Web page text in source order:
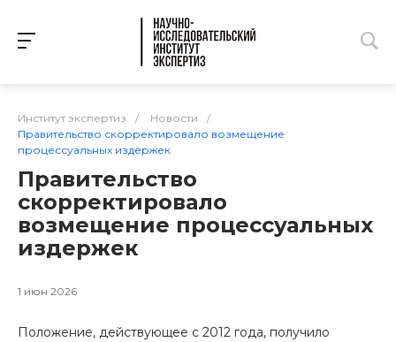
Институт экспертиз / Новости
/
Правительство скорректировало возмещение
процессуальных издержек
Правительство
скорректировало
возмещение процессуальных
издержек
1 июн 2026
Положение, действующее с 2012 года, получило